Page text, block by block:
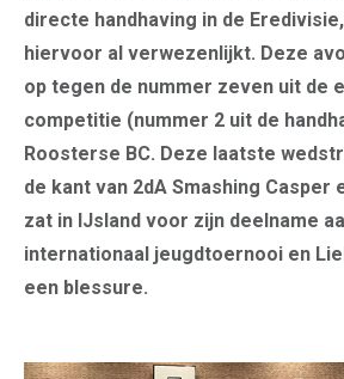
directe handhaving in de
hiervoor al verwezenlijkt. Deze
op tegen de nummer zeven uit de
competitie (nummer 2 uit de
Roosterse BC. Deze laatste
de kant van 2dA Smashing Casper
zat in IJsland voor zijn deelname
internationaal jeugdtoernooi en
een blessure.